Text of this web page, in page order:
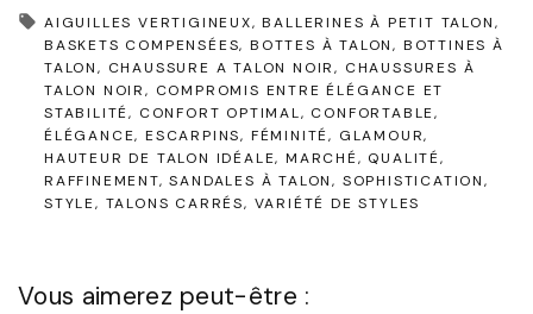
AIGUILLES VERTIGINEUX
BALLERINES À PETIT TALON
BASKETS COMPENSÉES BOTTES À TALON BOTTINES À
TALON
CHAUSSURE A TALON NOIR
CHAUSSURES À
TALON NOIR
COMPROMIS ENTRE ÉLÉGANCE ET
STABILITÉ
CONFORT OPTIMAL
CONFORTABLE
ÉLÉGANCE ESCARPINS FÉMINITÉ
GLAMOUR
HAUTEUR DE TALON IDÉALE MARCHÉ
QUALITÉ
RAFFINEMENT SANDALES À TALON SOPHISTICATION
STYLE
TALONS CARRÉS VARIÉTÉ DE STYLES
Vous aimerez peut-être :